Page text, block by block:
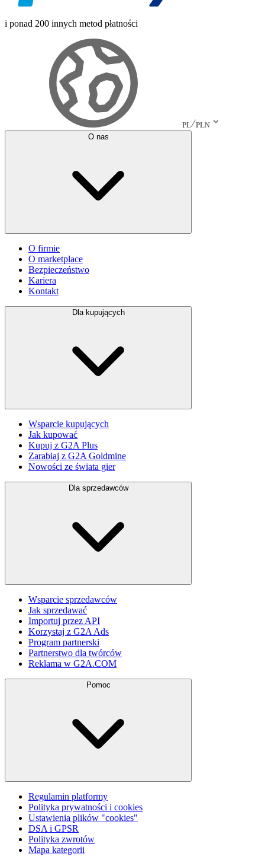
i ponad 200 innych metod płatności
PL PLN
O nas
O firmie
O marketplace
Bezpieczeństwo
Kariera
Kontakt
Dla kupujących
Wsparcie kupujących
Jak kupować
Kupuj z G2A Plus
Zarabiaj z G2A Goldmine
Nowości ze świata gier
Dla sprzedawców
Wsparcie sprzedawców
Jak sprzedawać
Importuj przez API
Korzystaj z G2A Ads
Program partnerski
Partnerstwo dla twórców
Reklama w G2A.COM
Pomoc
Regulamin platformy
Polityka prywatności i cookies
Ustawienia plików "cookies"
DSA i GPSR
Polityka zwrotów
Mapa kategorii